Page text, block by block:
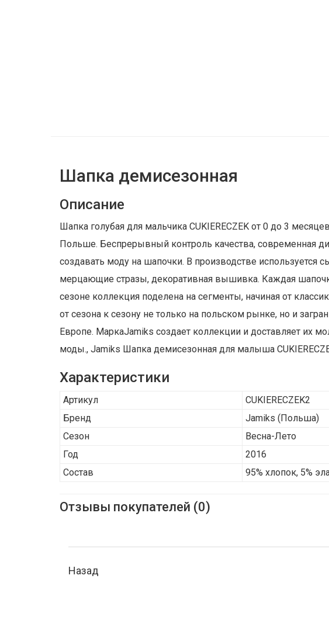
Шапка демисезонная
Описание
Шапка голубая для мальчика CUKIERECZEK от 0 до 3
Польше. Беспрерывный контроль качества, современная
создавать моду на шапочки. В производстве используется
мерцающие стразы, декоративная вышивка. Каждая
сезоне коллекция поделена на сегменты, начиная от
от сезона к сезону не только на польском рынке, но и
Европе. МаркаJamiks создает коллекции и доставляет их
моды., Jamiks Шапка демисезонная для малыша
Характеристики
Артикул
CUKIERECZEK2
Бренд
Jamiks (Польша)
Сезон
Весна-Лето
Год
2016
Состав
95% хлопок, 5%
Отзывы покупателей (0)
Назад